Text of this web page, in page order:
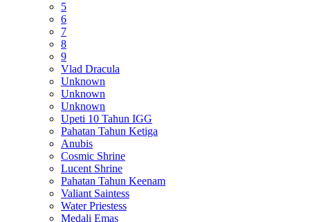
5
6
7
8
9
Vlad Dracula
Unknown
Unknown
Unknown
Upeti 10 Tahun IGG
Pahatan Tahun Ketiga
Anubis
Cosmic Shrine
Lucent Shrine
Pahatan Tahun Keenam
Valiant Saintess
Water Priestess
Medali Emas